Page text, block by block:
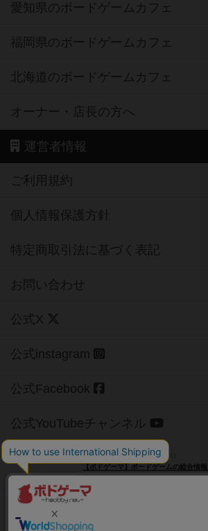
愛知県のボードゲームカフェ
福岡県のボードゲームカフェ
北海道のボードゲームカフェ
オーナー・店長の方へ
運営者情報
ご利用規約
個人情報保護方針
特定商取引法に基づく表記
お問い合わせ
公式X
公式instagram
公式Facebook
公式YouTubeチャンネル
Copyright (c)
【ボドゲーマ】ボードゲームの総合情報